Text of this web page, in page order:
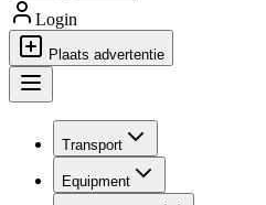
Login
Plaats advertentie
Transport
Equipment